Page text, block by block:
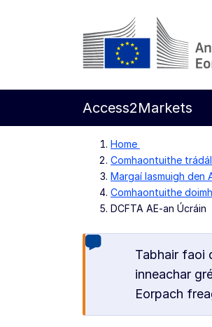
Chuig an bpríomhinneachar
Access2Markets
Home
Comhaontuithe
Margaí lasmuigh den
Comhaontuithe
DCFTA AE-an Úcráin
Tabhair faoi
inneachar
Eorpach